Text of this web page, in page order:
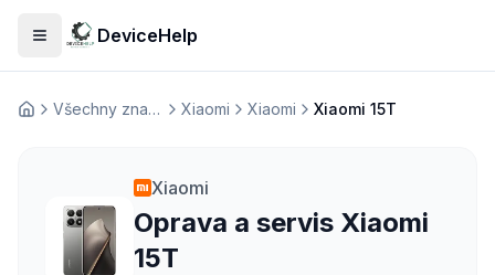
Otevřít menuDeviceHelp
Домашня Všechny značky Xiaomi Xiaomi Xiaomi 15T
Xiaomi
Oprava a servis Xiaomi
15T